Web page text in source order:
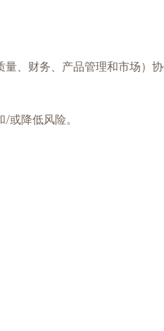
、财务、产品管理和市场）协
或降低风险。